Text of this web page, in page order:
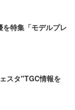
特集「モデルプレ
スタ"TGC情報を